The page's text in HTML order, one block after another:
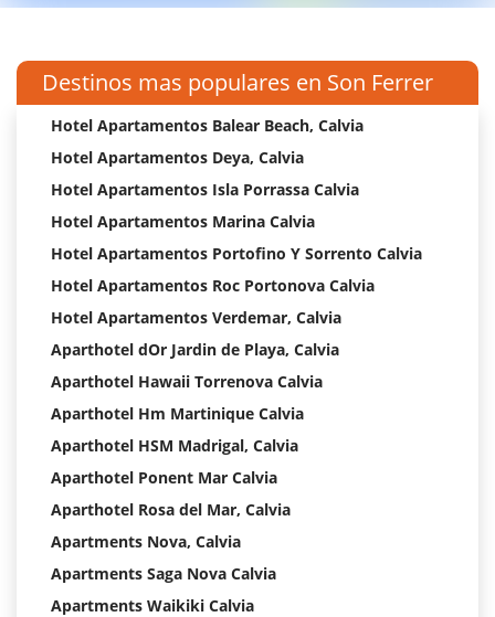
Destinos mas populares en Son Ferrer
Hotel Apartamentos Balear Beach, Calvia
Hotel Apartamentos Deya, Calvia
Hotel Apartamentos Isla Porrassa Calvia
Hotel Apartamentos Marina Calvia
Hotel Apartamentos Portofino Y Sorrento Calvia
Hotel Apartamentos Roc Portonova Calvia
Hotel Apartamentos Verdemar, Calvia
Aparthotel dOr Jardin de Playa, Calvia
Aparthotel Hawaii Torrenova Calvia
Aparthotel Hm Martinique Calvia
Aparthotel HSM Madrigal, Calvia
Aparthotel Ponent Mar Calvia
Aparthotel Rosa del Mar, Calvia
Apartments Nova, Calvia
Apartments Saga Nova Calvia
Apartments Waikiki Calvia